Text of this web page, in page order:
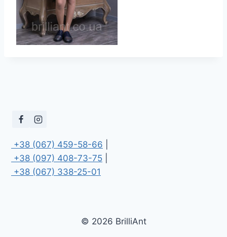
+38 (067) 459-58-66
+38 (097) 408-73-75
+38 (067) 338-25-01
© 2026 BrilliAnt